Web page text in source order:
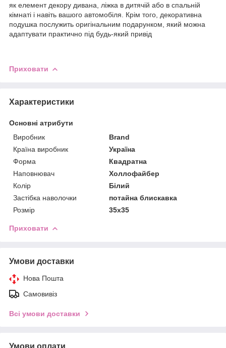
як елемент декору дивана, ліжка в дитячій або в спальній
кімнаті і навіть вашого автомобіля. Крім того, декоративна
подушка послужить оригінальним подарунком, який можна
адаптувати практично під будь-який привід
Приховати
Характеристики
Основні атрибути
Виробник
Brand
Країна виробник
Україна
Форма
Квадратна
Наповнювач
Холлофайбер
Колір
Білий
Застібка наволочки
потайна блискавка
Розмір
35x35
Приховати
Умови доставки
Нова Пошта
Самовивіз
Всі умови доставки
Умови оплати